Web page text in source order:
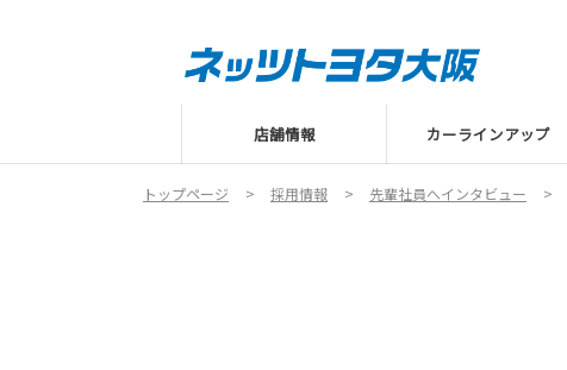
店舗情報 カーラインアップ
トップページ 採用情報 先輩社員へインタビュー